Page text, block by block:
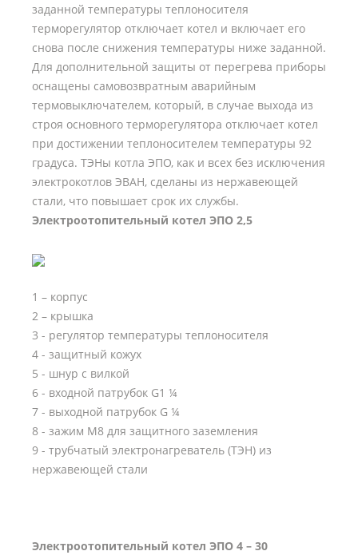
заданной температуры теплоносителя
терморегулятор отключает котел и включает его
снова после снижения температуры ниже заданной.
Для дополнительной защиты от перегрева приборы
оснащены самовозвратным аварийным
термовыключателем, который, в случае выхода из
строя основного терморегулятора отключает котел
при достижении теплоносителем температуры 92
градуса. ТЭНы котла ЭПО, как и всех без исключения
электрокотлов ЭВАН, сделаны из нержавеющей
стали, что повышает срок их службы.
Электроотопительный котел ЭПО 2,5
1 – корпус
2 – крышка
3 - регулятор температуры теплоносителя
4 - защитный кожух
5 - шнур с вилкой
6 - входной патрубок G1 ¼
7 - выходной патрубок G ¼
8 - зажим М8 для защитного заземления
9 - трубчатый электронагреватель (ТЭН) из
нержавеющей стали
Электроотопительный котел ЭПО 4 – 30